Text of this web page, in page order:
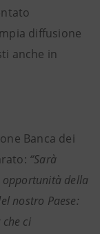
diffusione
anche in
Banca dei
“Sarà
opportunità della
nostro Paese:
ci